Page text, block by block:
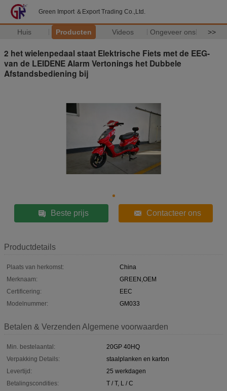
Green Import ＆Export Trading Co.,Ltd.
Huis Producten Videos Ongeveer ons >>
2 het wielenpedaal staat Elektrische Fiets met de EEG-
van de LEIDENE Alarm Vertonings het Dubbele
Afstandsbediening bij
Beste prijs Contacteer ons
Productdetails
Plaats van herkomst:
China
Merknaam:
GREEN,OEM
Certificering:
EEC
Modelnummer:
GM033
Betalen & Verzenden Algemene voorwaarden
Min. bestelaantal:
20GP 40HQ
Verpakking Details:
staalplanken en karton
Levertijd:
25 werkdagen
Betalingscondities:
T / T, L / C